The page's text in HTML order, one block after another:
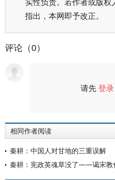
指出，本网即予改正。
评论（0）
请先登录
相同作者阅读
秦耕：中国人对甘地的三重误解
秦耕：宪政英魂草没了——谒宋教